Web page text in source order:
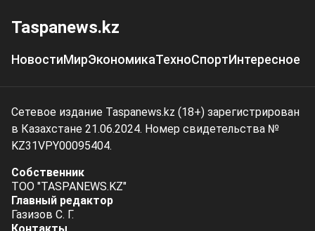
Taspanews.kz
НовостиМирЭкономикаТехноСпортИнтересное
Сетевое издание Taspanews.kz (18+) зарегистрирован
в Казахстане 21.06.2024. Номер свидетельства №
KZ31VPY00095404.
Собственник
ТОО "TASPANEWS.KZ"
Главный редактор
Газизов С. Г.